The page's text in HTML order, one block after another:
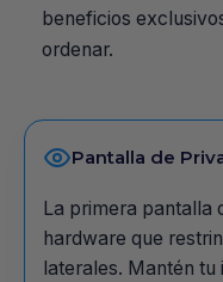
beneficios
ordenar.
Pantalla de
La primera pantalla
hardware que
laterales. Mantén